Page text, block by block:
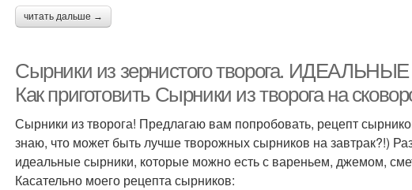
читать дальше →
Сырники из зернистого творога. ИДЕАЛЬНЫЕ
Как приготовить Сырники из творога на
Сырники из творога! Предлагаю вам попробовать, рецепт
знаю, что может быть лучше творожных сырников на завтрак?!)
идеальные сырники, которые можно есть с вареньем, джемом,
Касательно моего рецепта сырников: